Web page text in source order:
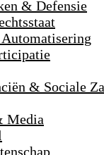
& Defensie
& Sociale
Media